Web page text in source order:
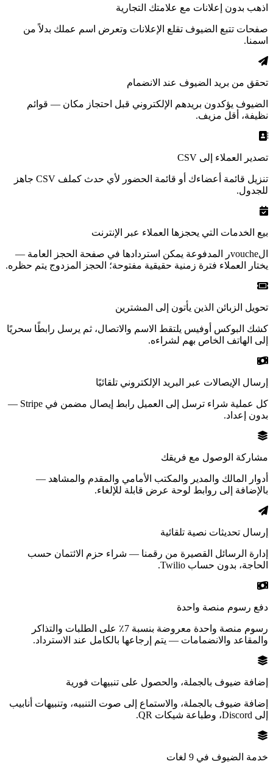
اذهب بدون إعلانات مع علامتك التجارية
صفحات تتبع الضيوف تقلع الإعلانات وتعرض اسم عملك بدلاً من
اسمنا.
تحقق من بريد الضيوف عند الانضمام
الضيوف يؤكدون بريدهم الإلكتروني قبل احتجاز مكان — قوائم
نظيفة، أقل مزيف.
تصدير العملاء إلى CSV
تنزيل قائمة أعضاءك أو قائمة الحضور لأي حدث كملف CSV جاهز
للجدول.
بيع الخدمات التي يحجزها العملاء عبر الإنترنت
الvoucheر المدفوعة يمكن استردادها في صفحة الحجز العامة —
يختار العملاء فترة زمنية حقيقية مفتوحة؛ الحجز المزدوج يتم حظره.
تحويل الزبائن الذين يأتون إلى المشترين
كشك البوكس أوفيس يلتقط الاسم والاتصال، ثم يرسل رابطًا سحريًا
إلى الهاتف الخاص بهم لشراءه.
إرسال الإيصالات عبر البريد الإلكتروني تلقائيًا
كل عملية شراء ترسل إلى العميل رابط إيصال مضمن في Stripe —
بدون إعداد.
مشاركة الوصول مع فريقك
أدوار المالك والمدیر والمكتب الأمامي والمقدم والمشاهد —
بالإضافة إلى روابط لوحة عرض قابلة للإلغاء.
إرسال تحديثات نصية تلقائية
إدارة الرسائل القصيرة من رقمنا — شراء حزم الائتمان حسب
الحاجة، بدون حساب Twilio.
دفع رسوم منصة واحدة
رسوم منصة واحدة معروضة بنسبة 7٪ على الطلبات والتذاكر
والمقاعد والانضمامات — يتم إرجاعها بالكامل عند الاسترداد.
إضافة ضيوف بالجملة، والحصول على تنبيهات فورية
إضافة ضيوف بالجملة، والاستماع إلى صوت التنبيه، وتنبيهات أنابيب
إلى Discord، وطباعة شيكات QR.
خدمة الضيوف في 9 لغات